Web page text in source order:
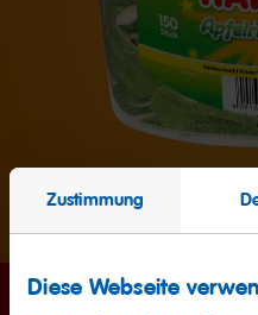
Zustimmung
Diese Webseite